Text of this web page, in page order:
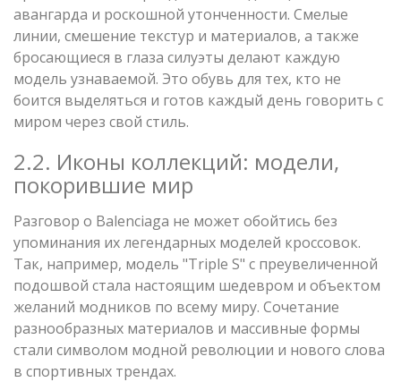
авангарда и роскошной утонченности. Смелые
линии, смешение текстур и материалов, а также
бросающиеся в глаза силуэты делают каждую
модель узнаваемой. Это обувь для тех, кто не
боится выделяться и готов каждый день говорить с
миром через свой стиль.
2.2. Иконы коллекций: модели,
покорившие мир
Разговор о Balenciaga не может обойтись без
упоминания их легендарных моделей кроссовок.
Так, например, модель "Triple S" с преувеличенной
подошвой стала настоящим шедевром и объектом
желаний модников по всему миру. Сочетание
разнообразных материалов и массивные формы
стали символом модной революции и нового слова
в спортивных трендах.